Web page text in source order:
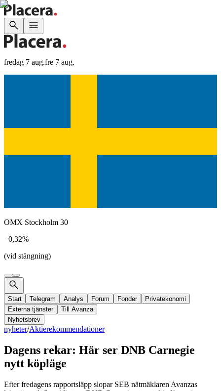
fredag 7 aug.fre 7 aug.
OMX Stockholm 30
−0,32%
(vid stängning)
Start Telegram Analys Forum Fonder
Privatekonomi
Externa tjänster
Till Avanza
Nyhetsbrev
nyheter/Aktierekommendationer
Dagens rekar: Här ser DNB Carnegie
nytt köpläge
Efter fredagens rapportsläpp slopar SEB nätmäklaren Avanzas